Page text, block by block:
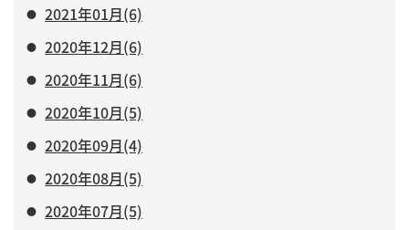
2021年01月(6)
2020年12月(6)
2020年11月(6)
2020年10月(5)
2020年09月(4)
2020年08月(5)
2020年07月(5)